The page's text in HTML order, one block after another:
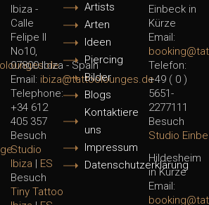
Ibiza -
Calle
Felipe II
No10,
07800 Ibiza - Spain
Email: ibiza@tattoolounges.de
Telephone:
+34 612
405 357
Besuch
Studio
Ibiza | ES
Besuch
Tiny Tattoo
Artists
Arten
Ideen
Piercing
Bilder
Blogs
Kontaktiere
uns
Impressum
Datenschutzerklärung
Einbeck in
Kürze
Email:
Telefon:
+49 ( 0 )
5651-
2277111
Besuch
Studio
Hildesheim
in Kürze
Email: